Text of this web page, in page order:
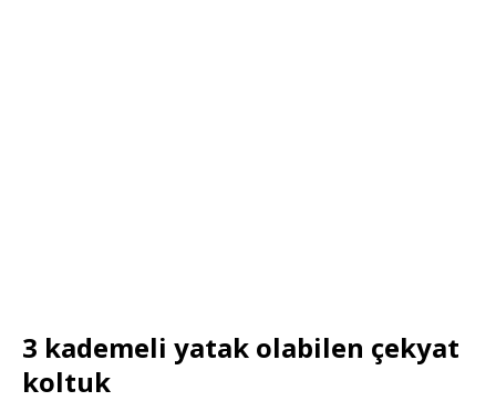
3 kademeli yatak olabilen çekyat
koltuk